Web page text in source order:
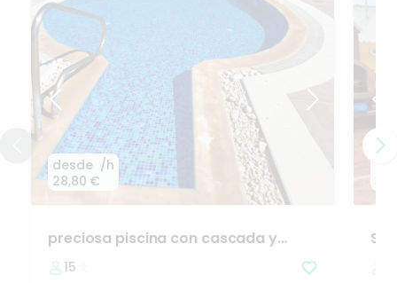
desde
28,80 €
/h
preciosa piscina con cascada y
desbordante
15
Se